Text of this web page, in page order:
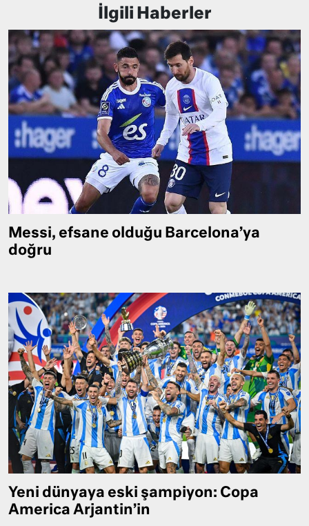
İlgili Haberler
Messi, efsane olduğu Barcelona’ya
doğru
Yeni dünyaya eski şampiyon: Copa
America Arjantin’in